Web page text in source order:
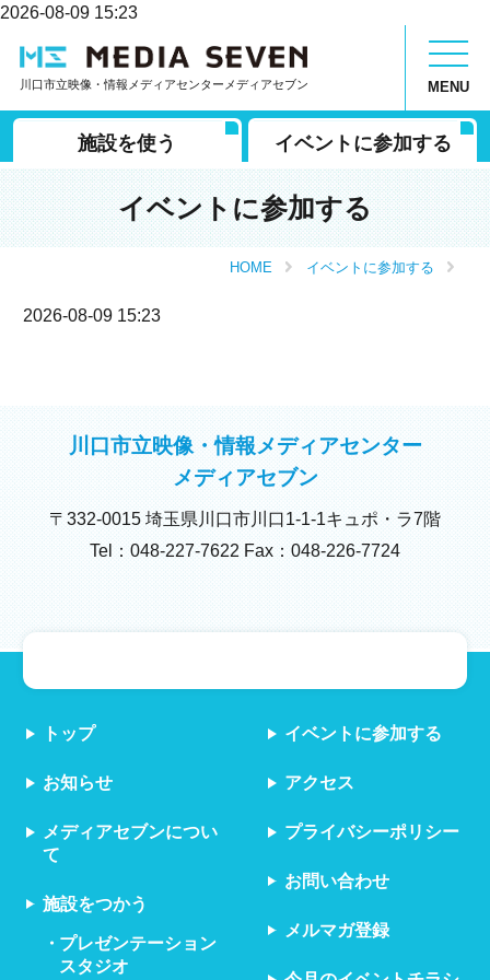
2026-08-09 15:23
川口市立映像・情報メディアセンターメディアセブン MENU
施設を使う イベントに参加する
イベントに参加する
HOME イベントに参加する
2026-08-09 15:23
川口市立映像・情報メディアセンター
メディアセブン
〒332-0015 埼玉県川口市川口1-1-1キュポ・ラ7階
Tel：048-227-7622 Fax：048-226-7724
トップ
お知らせ
メディアセブンについ
て
施設をつかう
プレゼンテーション
スタジオ
イベントに参加する
アクセス
プライバシーポリシー
お問い合わせ
メルマガ登録